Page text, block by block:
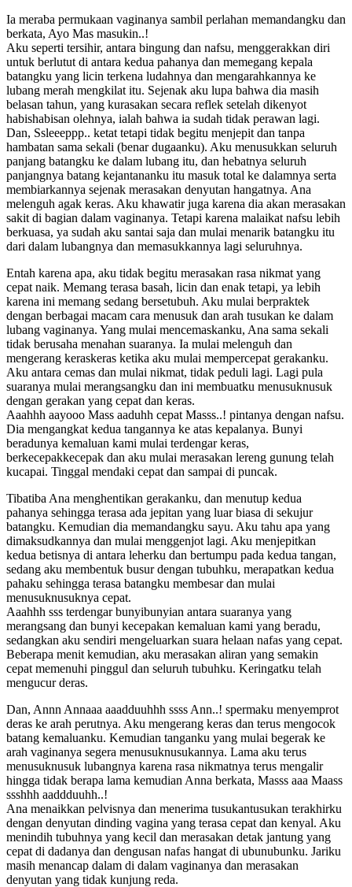
Ia meraba permukaan vaginanya sambil perlahan memandangku dan
berkata, Ayo Mas masukin..!
Aku seperti tersihir, antara bingung dan nafsu, menggerakkan diri
untuk berlutut di antara kedua pahanya dan memegang kepala
batangku yang licin terkena ludahnya dan mengarahkannya ke
lubang merah mengkilat itu. Sejenak aku lupa bahwa dia masih
belasan tahun, yang kurasakan secara reflek setelah dikenyot
habishabisan olehnya, ialah bahwa ia sudah tidak perawan lagi.
Dan, Ssleeeppp.. ketat tetapi tidak begitu menjepit dan tanpa
hambatan sama sekali (benar dugaanku). Aku menusukkan seluruh
panjang batangku ke dalam lubang itu, dan hebatnya seluruh
panjangnya batang kejantananku itu masuk total ke dalamnya serta
membiarkannya sejenak merasakan denyutan hangatnya. Ana
melenguh agak keras. Aku khawatir juga karena dia akan merasakan
sakit di bagian dalam vaginanya. Tetapi karena malaikat nafsu lebih
berkuasa, ya sudah aku santai saja dan mulai menarik batangku itu
dari dalam lubangnya dan memasukkannya lagi seluruhnya.
Entah karena apa, aku tidak begitu merasakan rasa nikmat yang
cepat naik. Memang terasa basah, licin dan enak tetapi, ya lebih
karena ini memang sedang bersetubuh. Aku mulai berpraktek
dengan berbagai macam cara menusuk dan arah tusukan ke dalam
lubang vaginanya. Yang mulai mencemaskanku, Ana sama sekali
tidak berusaha menahan suaranya. Ia mulai melenguh dan
mengerang keraskeras ketika aku mulai mempercepat gerakanku.
Aku antara cemas dan mulai nikmat, tidak peduli lagi. Lagi pula
suaranya mulai merangsangku dan ini membuatku menusuknusuk
dengan gerakan yang cepat dan keras.
Aaahhh aayooo Mass aaduhh cepat Masss..! pintanya dengan nafsu.
Dia mengangkat kedua tangannya ke atas kepalanya. Bunyi
beradunya kemaluan kami mulai terdengar keras,
berkecepakkecepak dan aku mulai merasakan lereng gunung telah
kucapai. Tinggal mendaki cepat dan sampai di puncak.
Tibatiba Ana menghentikan gerakanku, dan menutup kedua
pahanya sehingga terasa ada jepitan yang luar biasa di sekujur
batangku. Kemudian dia memandangku sayu. Aku tahu apa yang
dimaksudkannya dan mulai menggenjot lagi. Aku menjepitkan
kedua betisnya di antara leherku dan bertumpu pada kedua tangan,
sedang aku membentuk busur dengan tubuhku, merapatkan kedua
pahaku sehingga terasa batangku membesar dan mulai
menusuknusuknya cepat.
Aaahhh sss terdengar bunyibunyian antara suaranya yang
merangsang dan bunyi kecepakan kemaluan kami yang beradu,
sedangkan aku sendiri mengeluarkan suara helaan nafas yang cepat.
Beberapa menit kemudian, aku merasakan aliran yang semakin
cepat memenuhi pinggul dan seluruh tubuhku. Keringatku telah
mengucur deras.
Dan, Annn Annaaa aaadduuhhh ssss Ann..! spermaku menyemprot
deras ke arah perutnya. Aku mengerang keras dan terus mengocok
batang kemaluanku. Kemudian tanganku yang mulai begerak ke
arah vaginanya segera menusuknusukannya. Lama aku terus
menusuknusuk lubangnya karena rasa nikmatnya terus mengalir
hingga tidak berapa lama kemudian Anna berkata, Masss aaa Maass
ssshhh aaddduuhh..!
Ana menaikkan pelvisnya dan menerima tusukantusukan terakhirku
dengan denyutan dinding vagina yang terasa cepat dan kenyal. Aku
menindih tubuhnya yang kecil dan merasakan detak jantung yang
cepat di dadanya dan dengusan nafas hangat di ubunubunku. Jariku
masih menancap dalam di dalam vaginanya dan merasakan
denyutan yang tidak kunjung reda.